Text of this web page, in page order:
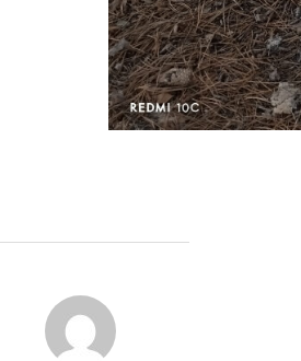
AUTEUR DE LA PUBLICATION